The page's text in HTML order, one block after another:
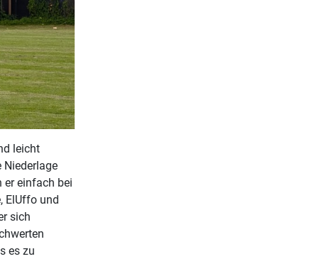
leicht
Niederlage
er einfach bei
ElUffo und
sich
es zu